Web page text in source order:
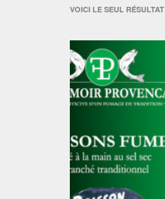
VOICI LE SEUL RÉSULTAT